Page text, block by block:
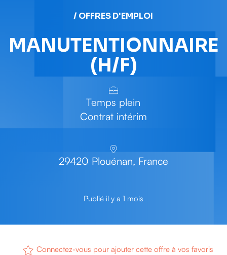
/ OFFRES D'EMPLOI
MANUTENTIONNAIRE
(H/F)
Temps plein
Contrat intérim
29420 Plouénan, France
Publié il y a 1 mois
Connectez-vous pour ajouter cette offre à vos favoris